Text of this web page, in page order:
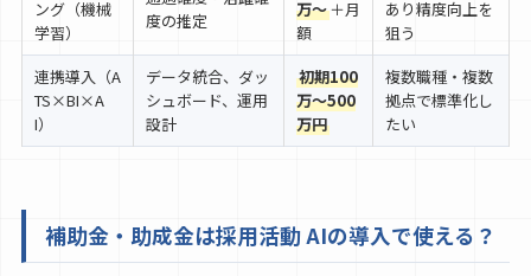
ング（機械
学習）
度の推定
万〜＋月
額
あり精度向上を
狙う
連携導入（A
TS×BI×A
I）
データ統合、ダッ
シュボード、運用
設計
初期100
万〜500
万円
複数職種・複数
拠点で標準化し
たい
補助金・助成金は採用活動 AIの導入で使える？